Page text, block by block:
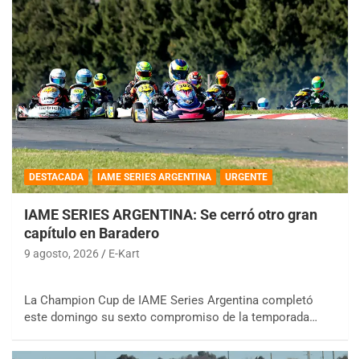
DESTACADA IAME SERIES ARGENTINA URGENTE
IAME SERIES ARGENTINA: Se cerró otro gran
capítulo en Baradero
9 agosto, 2026 E-Kart
La Champion Cup de IAME Series Argentina completó
este domingo su sexto compromiso de la temporada…